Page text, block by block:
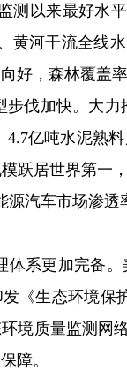
测以来最好水
黄河干流全线
向好，森林覆
加快。大力
4.7亿吨水泥熟
跃居世界第一
源汽车市场渗
更加完备。
《生态环境保
境质量监测网
障。